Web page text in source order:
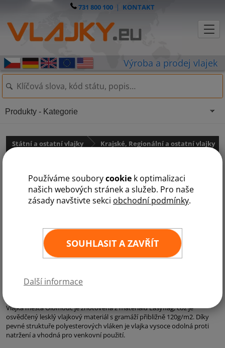
Používáme souborycookie k optimalizaci
našich webových stránek a služeb. Pro naše
zásady navštivte sekci obchodní podmínky.
SOUHLASIT A ZAVŘÍT
Další informace
731 800 100 | KONTAKT
Státní a ostatní vlajky
Krajské, Regionální a ostatní vlajky
Vlajka Olomouce
Kategorie:Vlajky měst
Vlajka města Olomouc je zhotovena z materiálu Easyflag, což je
osvědčený lesklý vlajkový materiál s gramáží přibližně 120g/m2. Díky
pevné struktuře polyesterových vláken je vlajka vysoce odolná proti
natržení a vhodná pro venkovní použití.
Produkty - Kategorie